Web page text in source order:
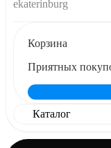
ekaterinburg
Корзина
Приятных
Каталог